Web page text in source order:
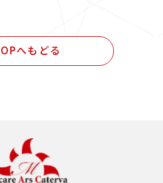
計・施工管理業務
へもどる